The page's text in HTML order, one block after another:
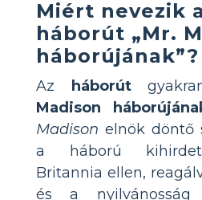
Miért nevezik
háborút „Mr.
háborújának”?
Az háborút
Madison
Madison elnök döntő
a háború
Britannia ellen,
és a nyilvánosság